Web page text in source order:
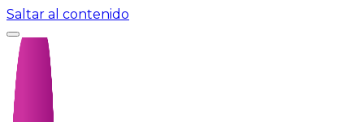
Saltar al contenido